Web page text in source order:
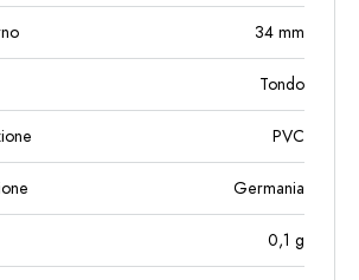
34 mm
Tondo
PVC
Germania
0,1 g